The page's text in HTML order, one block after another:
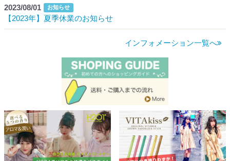
2023/08/01 お知らせ
【2023年】夏季休業のお知らせ
インフォメーション一覧へ